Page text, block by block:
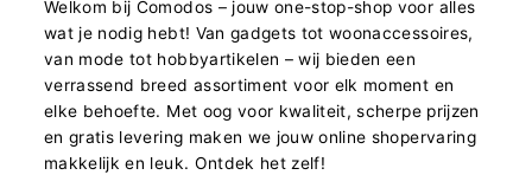
Welkom bij Comodos – jouw one-stop-shop voor alles
wat je nodig hebt! Van gadgets tot woonaccessoires,
van mode tot hobbyartikelen – wij bieden een
verrassend breed assortiment voor elk moment en
elke behoefte. Met oog voor kwaliteit, scherpe prijzen
en gratis levering maken we jouw online shopervaring
makkelijk en leuk. Ontdek het zelf!